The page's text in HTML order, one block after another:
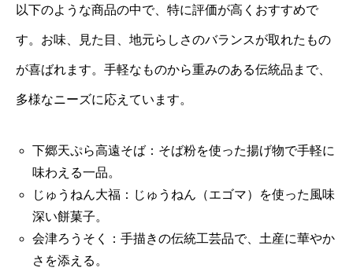
以下のような商品の中で、特に評価が高くおすすめで
す。お味、見た目、地元らしさのバランスが取れたもの
が喜ばれます。手軽なものから重みのある伝統品まで、
多様なニーズに応えています。
下郷天ぷら高遠そば：そば粉を使った揚げ物で手軽に
味わえる一品。
じゅうねん大福：じゅうねん（エゴマ）を使った風味
深い餅菓子。
会津ろうそく：手描きの伝統工芸品で、土産に華やか
さを添える。